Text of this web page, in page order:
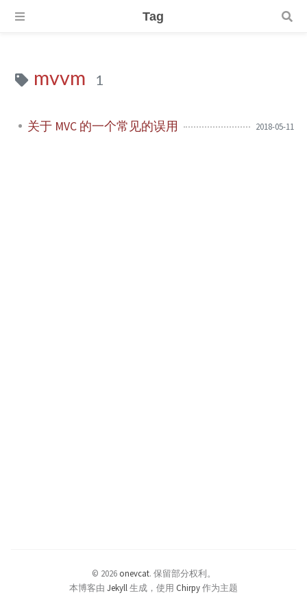
Tag
mvvm 1
关于 MVC 的一个常见的误用 2018-05-11
© 2026 onevcat. 保留部分权利。
本博客由 Jekyll 生成，使用 Chirpy作为主题